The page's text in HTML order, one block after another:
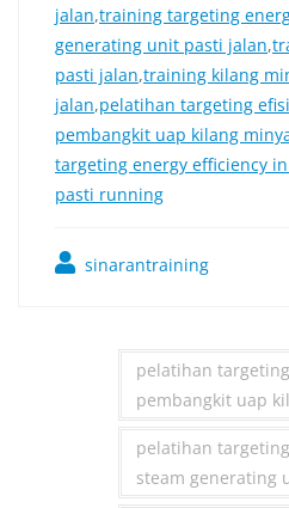
jalan,training targeting
generating unit pasti jalan,
pasti jalan,training kilang
jalan,pelatihan targeting
pembangkit uap kilang
targeting energy efficiency
pasti running
sinarantraining
pelatihan
pembangkit uap
pelatihan
steam generating